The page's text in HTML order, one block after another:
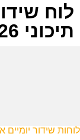
לוח
תיכוני 20-06-2026
לוחות שידור יומיים